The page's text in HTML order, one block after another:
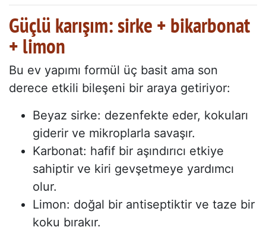
Güçlü karışım: sirke + bikarbonat
+ limon
Bu ev yapımı formül üç basit ama son
derece etkili bileşeni bir araya getiriyor:
Beyaz sirke: dezenfekte eder, kokuları
giderir ve mikroplarla savaşır.
Karbonat: hafif bir aşındırıcı etkiye
sahiptir ve kiri gevşetmeye yardımcı
olur.
Limon: doğal bir antiseptiktir ve taze bir
koku bırakır.